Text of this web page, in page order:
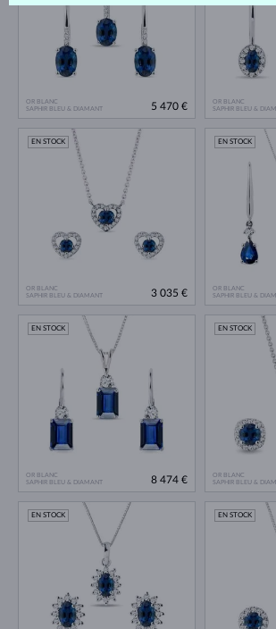
OR BLANC
SAPHIR BLEU & DIAMANT
5 470 €
OR BLANC
SAPHIR BLEU &
OR BLANC
SAPHIR BLEU & DIAMANT
EN STOCK
3 035 €
OR BLANC
SAPHIR BLEU &
EN STOCK
OR BLANC
SAPHIR BLEU & DIAMANT
EN STOCK
8 474 €
OR BLANC
SAPHIR BLEU &
EN STOCK
EN STOCK EN STOCK